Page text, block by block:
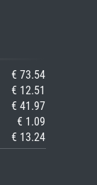
€ 73.54
€ 12.51
€ 41.97
€ 1.09
€ 13.24